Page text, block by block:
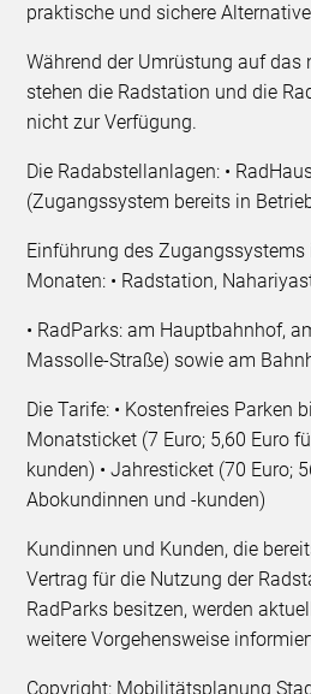
praktische und sichere
Während der Umrüstung auf das
stehen die Radstation und die
nicht zur Verfügung.
Die Radabstellanlagen: •
(Zugangssystem bereits in
Einführung des
Monaten: • Radstation,
• RadParks: am Hauptbahnhof,
Massolle-Straße) sowie am
Die Tarife: • Kostenfreies Parken
Monatsticket (7 Euro; 5,60 Euro
kunden) • Jahresticket (70 Euro;
Abokundinnen und -kunden)
Kundinnen und Kunden, die
Vertrag für die Nutzung der
RadParks besitzen, werden
weitere Vorgehensweise
Copyright: Mobilitätsplanung